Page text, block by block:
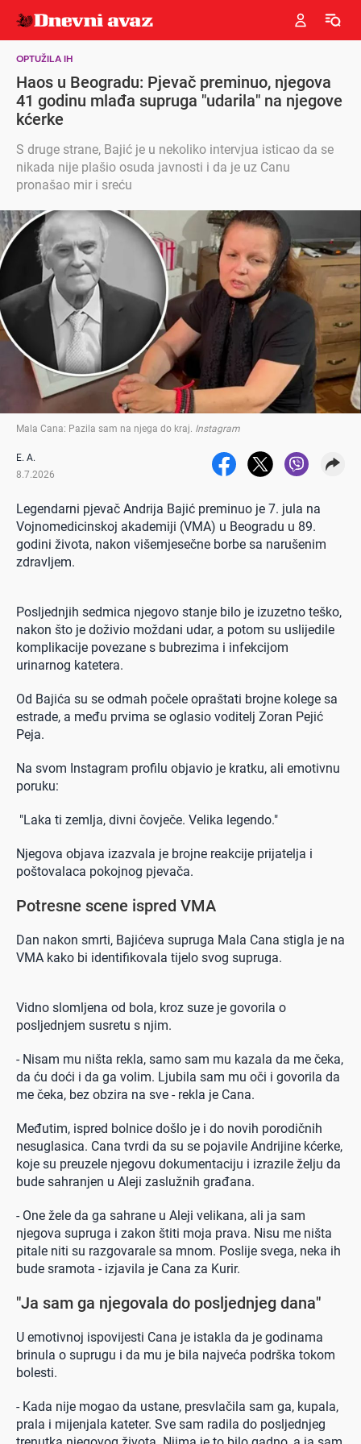
OPTUŽILA IH
Haos u Beogradu: Pjevač preminuo, njegova
41 godinu mlađa supruga "udarila" na njegove
kćerke
S druge strane, Bajić je u nekoliko intervjua isticao da se
nikada nije plašio osuda javnosti i da je uz Canu
pronašao mir i sreću
Mala Cana: Pazila sam na njega do kraj. Instagram
E. A.
8.7.2026
Legendarni pjevač Andrija Bajić preminuo je 7. jula na
Vojnomedicinskoj akademiji (VMA) u Beogradu u 89.
godini života, nakon višemjesečne borbe sa narušenim
zdravljem.
Posljednjih sedmica njegovo stanje bilo je izuzetno teško,
nakon što je doživio moždani udar, a potom su uslijedile
komplikacije povezane s bubrezima i infekcijom
urinarnog katetera.
Od Bajića su se odmah počele opraštati brojne kolege sa
estrade, a među prvima se oglasio voditelj Zoran Pejić
Peja.
Na svom Instagram profilu objavio je kratku, ali emotivnu
poruku:
"Laka ti zemlja, divni čovječe. Velika legendo."
Njegova objava izazvala je brojne reakcije prijatelja i
poštovalaca pokojnog pjevača.
Potresne scene ispred VMA
Dan nakon smrti, Bajićeva supruga Mala Cana stigla je na
VMA kako bi identifikovala tijelo svog supruga.
Vidno slomljena od bola, kroz suze je govorila o
posljednjem susretu s njim.
- Nisam mu ništa rekla, samo sam mu kazala da me čeka,
da ću doći i da ga volim. Ljubila sam mu oči i govorila da
me čeka, bez obzira na sve - rekla je Cana.
Međutim, ispred bolnice došlo je i do novih porodičnih
nesuglasica. Cana tvrdi da su se pojavile Andrijine kćerke,
koje su preuzele njegovu dokumentaciju i izrazile želju da
bude sahranjen u Aleji zaslužnih građana.
- One žele da ga sahrane u Aleji velikana, ali ja sam
njegova supruga i zakon štiti moja prava. Nisu me ništa
pitale niti su razgovarale sa mnom. Poslije svega, neka ih
bude sramota - izjavila je Cana za Kurir.
"Ja sam ga njegovala do posljednjeg dana"
U emotivnoj ispovijesti Cana je istakla da je godinama
brinula o suprugu i da mu je bila najveća podrška tokom
bolesti.
- Kada nije mogao da ustane, presvlačila sam ga, kupala,
prala i mijenjala kateter. Sve sam radila do posljednjeg